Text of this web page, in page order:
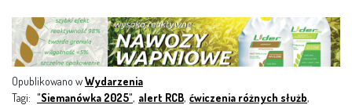
ok
n
App
Opublikowano wWydarzenia
Tagi: "Siemanówka 2025", alert RCB, ćwiczenia różnych służb,